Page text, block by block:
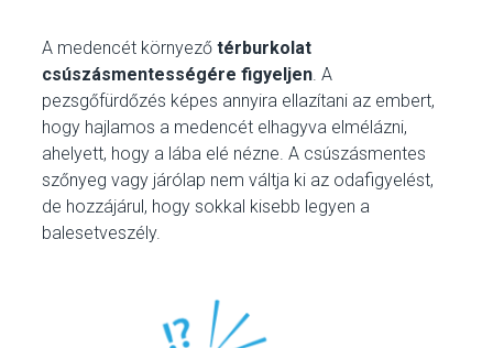
A medencét környezőtérburkolat
csúszásmentességére figyeljen. A
pezsgőfürdőzés képes annyira ellazítani az embert,
hogy hajlamos a medencét elhagyva elmélázni,
ahelyett, hogy a lába elé nézne. A csúszásmentes
szőnyeg vagy járólap nem váltja ki az odafigyelést,
de hozzájárul, hogy sokkal kisebb legyen a
balesetveszély.